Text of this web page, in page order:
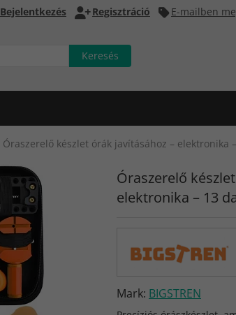
Bejelentkezés Regisztráció E-mailben
Óraszerelő készlet órák javításához – elektronika
Óraszerelő
elektronika – 13
Mark: BIGSTREN